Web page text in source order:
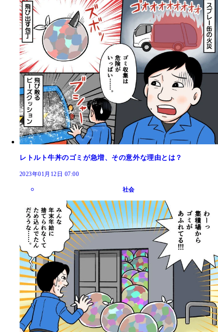
レトルト牛丼のゴミが急増、その意外な理由とは？
2023年01月12日 07:00
社会